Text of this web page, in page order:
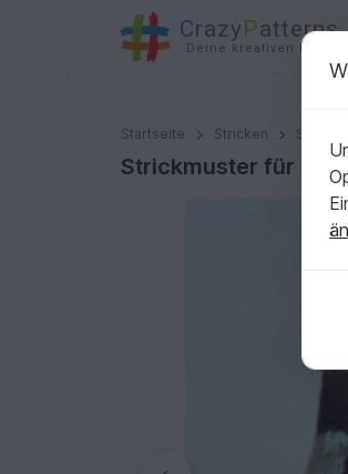
CrazyPatterns
Deine kreativen Ideen
Startseite Stricken Schals
Strickmuster für Touki
Strickmuster für